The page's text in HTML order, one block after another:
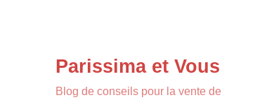
Parissima et Vous
Blog de conseils pour la vente de